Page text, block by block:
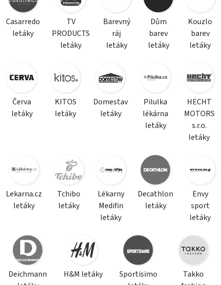
Casarredo
letáky
TV
PRODUCTS
letáky
Barevný
ráj
letáky
Dům
barev
letáky
Kouzlo
barev
letáky
Červa
letáky
KITOS
letáky
Domestav
letáky
Pilulka
lékárna
letáky
HECHT
MOTORS
s.r.o.
letáky
Lekarna.cz
letáky
Tchibo
letáky
Lékarny
Medifin
letáky
Decathlon
letáky
Envy
sport
letáky
Deichmann
H&M letáky
Sportisimo
Takko